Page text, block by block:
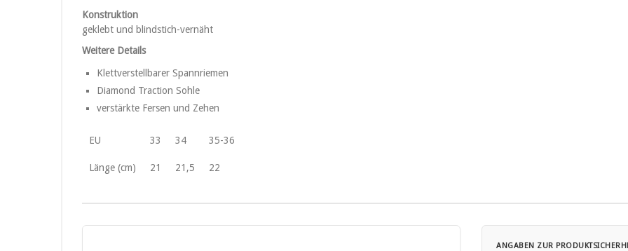
Konstruktion
geklebt und blindstich-vernäht
Weitere Details
Klettverstellbarer Spannriemen
Diamond Traction Sohle
verstärkte Fersen und Zehen
EU 33 34 35-36
Länge (cm) 21 21,5 22
ANGABEN ZUR